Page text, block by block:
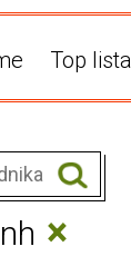
Top
×